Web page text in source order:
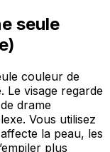
seule
couleur de
Le visage regarde
drame
Vous utilisez
la peau, les
plus